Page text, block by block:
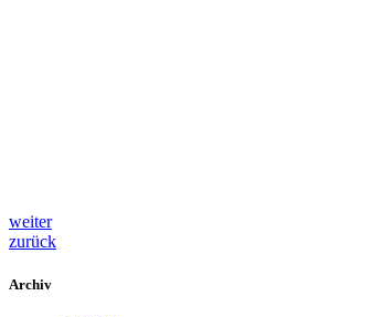
weiter
zurück
Archiv